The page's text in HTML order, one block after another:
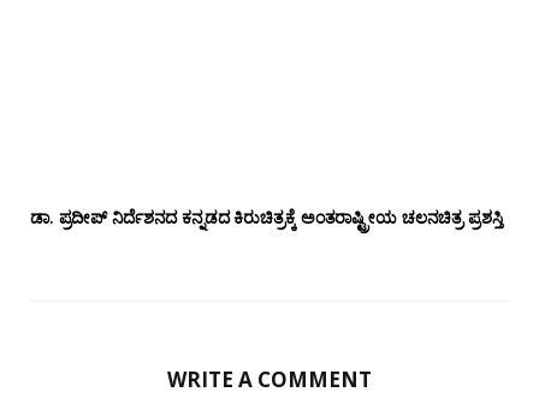
ಡಾ‌. ಪ್ರದೀಪ್‌ ನಿರ್ದೆಶನದ ಕನ್ನಡದ ಕಿರುಚಿತ್ರಕ್ಕೆ ಅಂತರಾಷ್ಟ್ರೀಯ ಚಲನಚಿತ್ರ ಪ್ರಶಸ್ತಿ
WRITE A COMMENT